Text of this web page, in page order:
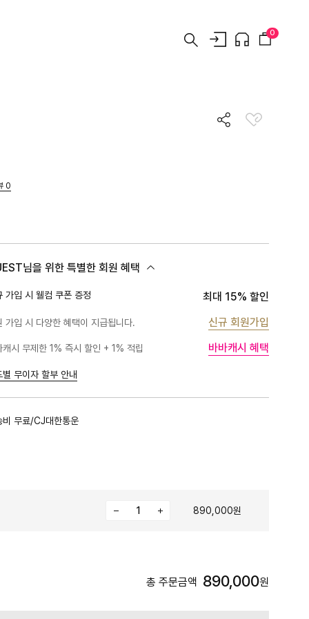
0
0
님을 위한 특별한 회원 혜택
가입 시 웰컴 쿠폰 증정 최대 15% 할인
가입 시 다양한 혜택이 지급됩니다. 신규 회원가입
캐시 무제한 1% 즉시 할인 + 1% 적립 바바캐시 혜택
별 무이자 할부 안내
비 무료/CJ대한통운
890,000원
총 주문금액 890,000원